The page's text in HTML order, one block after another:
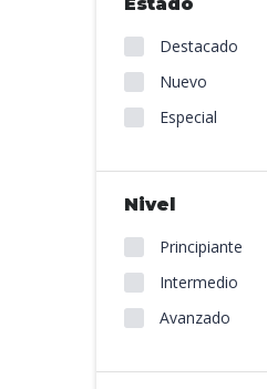
Destacado
Nuevo
Especial
Nivel
Principiante
Intermedio
Avanzado